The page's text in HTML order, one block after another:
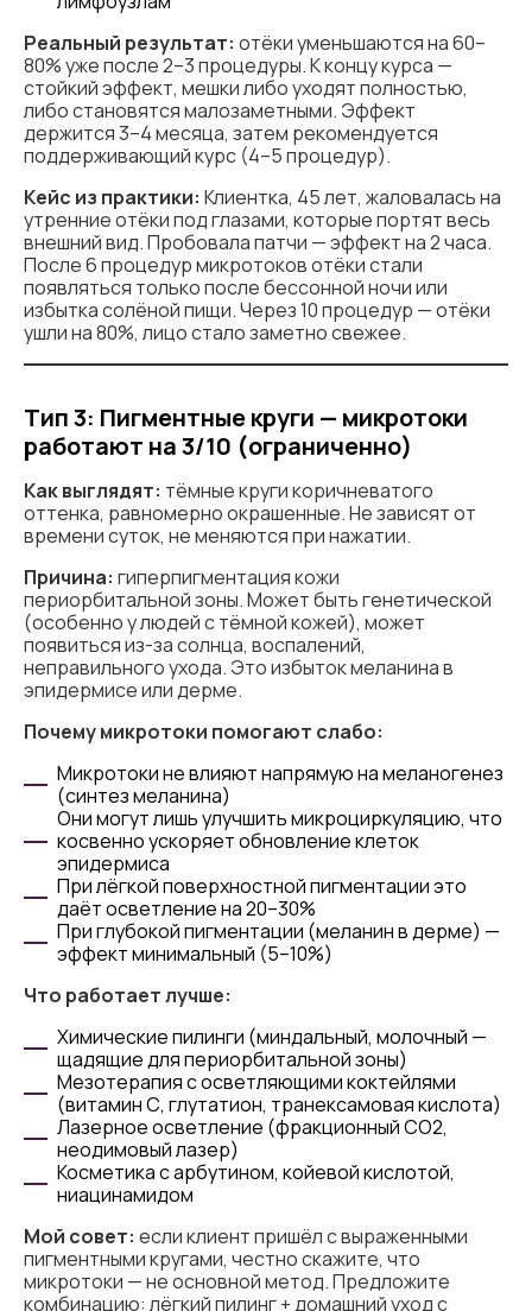
Реальный результат: отёки уменьшаются на 60–
80% уже после 2–3 процедуры. К концу курса —
стойкий эффект, мешки либо уходят полностью,
либо становятся малозаметными. Эффект
держится 3–4 месяца, затем рекомендуется
поддерживающий курс (4–5 процедур).
Кейс из практики: Клиентка, 45 лет, жаловалась на
утренние отёки под глазами, которые портят весь
внешний вид. Пробовала патчи — эффект на 2 часа.
После 6 процедур микротоков отёки стали
появляться только после бессонной ночи или
избытка солёной пищи. Через 10 процедур — отёки
ушли на 80%, лицо стало заметно свежее.
Тип 3: Пигментные круги — микротоки
работают на 3/10 (ограниченно)
Как выглядят: тёмные круги коричневатого
оттенка, равномерно окрашенные. Не зависят от
времени суток, не меняются при нажатии.
Причина: гиперпигментация кожи
периорбитальной зоны. Может быть генетической
(особенно у людей с тёмной кожей), может
появиться из-за солнца, воспалений,
неправильного ухода. Это избыток меланина в
эпидермисе или дерме.
Почему микротоки помогают слабо:
Микротоки не влияют напрямую на меланогенез
(синтез меланина)
Они могут лишь улучшить микроциркуляцию, что
косвенно ускоряет обновление клеток
эпидермиса
При лёгкой поверхностной пигментации это
даёт осветление на 20–30%
При глубокой пигментации (меланин в дерме) —
эффект минимальный (5–10%)
Что работает лучше:
Химические пилинги (миндальный, молочный —
щадящие для периорбитальной зоны)
Мезотерапия с осветляющими коктейлями
(витамин С, глутатион, транексамовая кислота)
Лазерное осветление (фракционный СО2,
неодимовый лазер)
Косметика с арбутином, койевой кислотой,
ниацинамидом
Мой совет: если клиент пришёл с выраженными
пигментными кругами, честно скажите, что
микротоки — не основной метод. Предложите
комбинацию: лёгкий пилинг + домашний уход с